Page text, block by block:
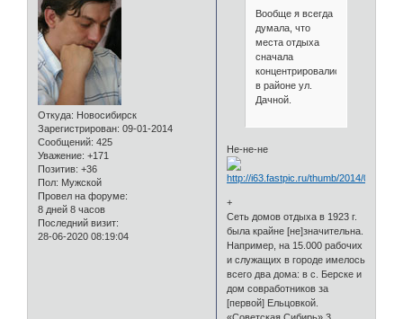
Откуда: Новосибирск
Зарегистрирован: 09-01-2014
Сообщений: 425
Уважение: +171
Позитив: +36
Пол: Мужской
Провел на форуме:
8 дней 8 часов
Последний визит:
28-06-2020 08:19:04
Вообще я всегда
думала, что
места отдыха
сначала
концентрировались
в районе ул.
Дачной.
Не-не-не
+
Сеть домов отдыха в 1923 г.
была крайне [не]значительна.
Например, на 15.000 рабочих
и служащих в городе имелось
всего два дома: в с. Берске и
дом совработников за
[первой] Ельцовкой.